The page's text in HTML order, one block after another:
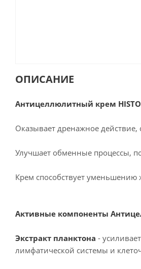
ОПИСАНИЕ
Антицеллюлитный крем
Оказывает дренажное действие,
Улучшает обменные процессы,
Крем способствует
Активные компоненты
Экстракт планктона -
лимфатической системы и